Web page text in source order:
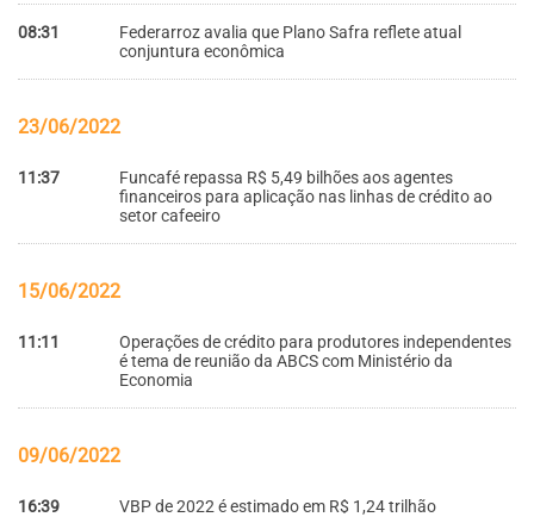
08:31
Federarroz avalia que Plano Safra reflete atual
conjuntura econômica
23/06/2022
11:37
Funcafé repassa R$ 5,49 bilhões aos agentes
financeiros para aplicação nas linhas de crédito ao
setor cafeeiro
15/06/2022
11:11
Operações de crédito para produtores independentes
é tema de reunião da ABCS com Ministério da
Economia
09/06/2022
16:39 VBP de 2022 é estimado em R$ 1,24 trilhão